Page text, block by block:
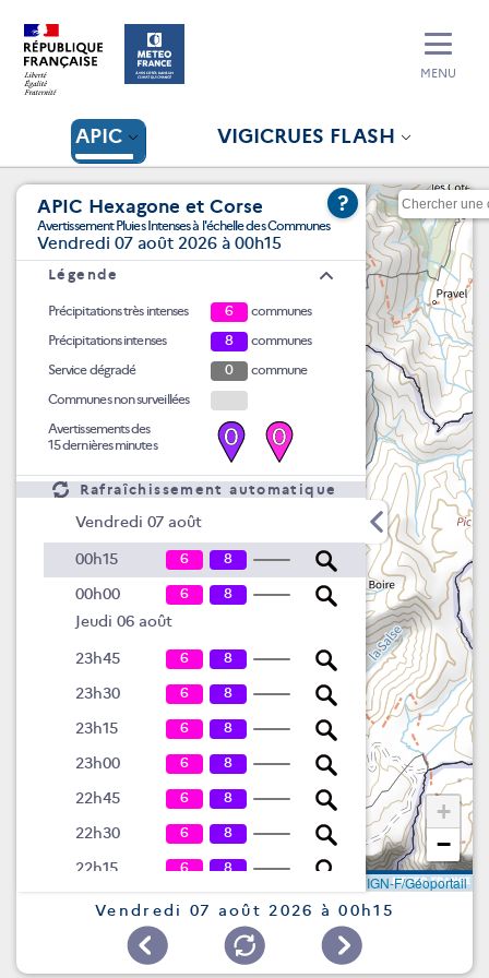
APIC VIGICRUES FLASH
MENU
APIC Hexagone et Corse
Avertissement Pluies Intenses à l'échelle des Communes
Vendredi 07 août 2026 à 00h15
?
Légende
Précipitations très intenses 6
communes
Précipitations intenses
8
communes
Service dégradé
0
commune
Communes non surveillées
Avertissements des
15 dernières minutes
0 0
Rafraîchissement automatique
Vendredi 07 août
00h15 6 8
00h00 6 8
Jeudi 06 août
23h45 6 8
23h30 6 8
23h15 6 8
23h00 6 8
22h45 6 8
22h30 6 8
22h15 6 8
22h00
8
21h30 6 8
+
−
IGN-F/Géoportail
Vendredi 07 août 2026 à 00h15